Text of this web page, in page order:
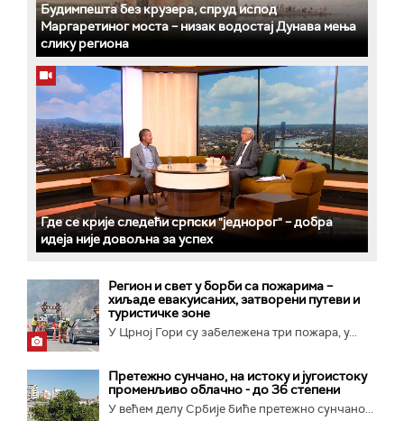
Будимпешта без крузера, спруд испод
Маргаретиног моста – низак водостај Дунава мења
слику региона
Где се крије следећи српски "једнорог" – добра
идеја није довољна за успех
Регион и свет у борби са пожарима –
хиљаде евакуисаних, затворени путеви и
туристичке зоне
У Црној Гори су забележена три пожара, у...
Претежно сунчано, на истоку и југоистоку
променљиво облачно - до 36 степени
У већем делу Србије биће претежно сунчано...